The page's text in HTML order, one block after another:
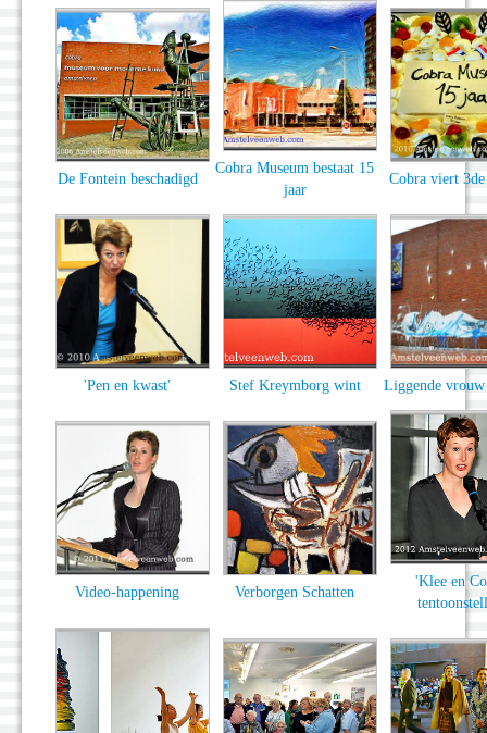
De Fontein beschadigd
Cobra Museum bestaat 15
jaar
Cobra viert
'Pen en kwast' Stef Kreymborg wint Liggende
Video-happening Verborgen Schatten
'Klee en